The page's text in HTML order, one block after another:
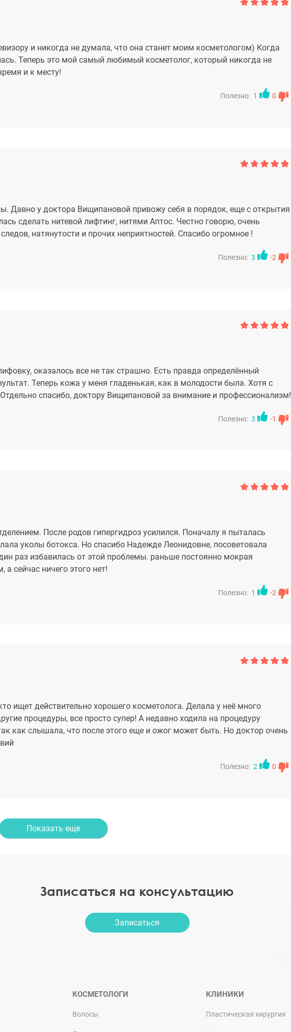
и никогда не думала, что она станет моим косметологом) Когда
Теперь это мой самый любимый косметолог, который никогда не
и к месту!
Полезно: 1 0
Давно у доктора Вищипановой привожу себя в порядок, еще с открытия
сделать нитевой лифтинг, нитями Аптос. Честно говорю, очень
натянутости и прочих неприятностей. Спасибо огромное !
Полезно: 3 -2
оказалось все не так страшно. Есть правда определённый
Теперь кожа у меня гладенькая, как в молодости была. Хотя с
спасибо, доктору Вищипановой за внимание и профессионализм!
Полезно: 3 -1
После родов гипергидроз усилился. Поначалу я пыталась
уколы ботокса. Но спасибо Надежде Леонидовне, посоветовала
раз избавилась от этой проблемы. раньше постоянно мокрая
сейчас ничего этого нет!
Полезно: 1 -2
ищет действительно хорошего косметолога. Делала у неё много
процедуры, все просто супер! А недавно ходила на процедуру
как слышала, что после этого еще и ожог может быть. Но доктор очень
Полезно: 2 0
Показать еще
Записаться на консультацию
Записаться
КОСМЕТОЛОГИ
Волосы
КЛИНИКИ
Пластическая хирургия